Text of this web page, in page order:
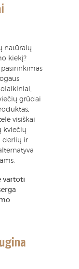
natūralų
kiekį?
grūdai
visiškai
kviečių
derlių ir
vartoti